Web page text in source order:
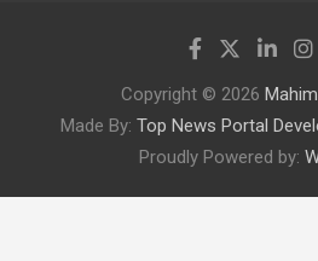
Copyright © 2026
Made By: Top News Portal
Proudly Powered by: